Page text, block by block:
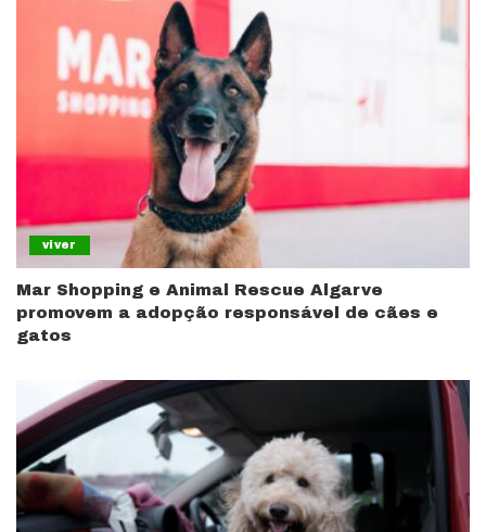
viver
Mar Shopping e Animal Rescue Algarve
promovem a adopção responsável de cães e
gatos